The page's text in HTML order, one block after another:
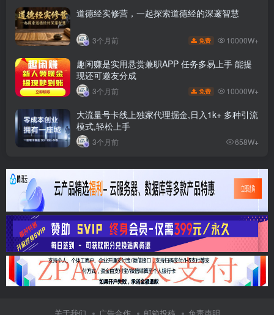
道德经实修营，一起探索道德经的深邃智慧
3个月前 免费 10000W+
趣闲赚是实用悬赏兼职APP 任务多易上手 能提
现还可邀友分成
3个月前 免费 10000W+
大流量号卡线上独家代理掘金,日入1k+ 多种引流
模式,轻松上手
3个月前 658W+